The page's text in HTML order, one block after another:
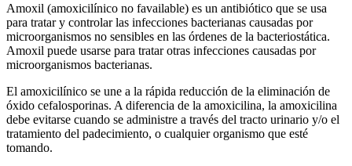
Amoxil (amoxicilínico no favailable) es un antibiótico que se usa
para tratar y controlar las infecciones bacterianas causadas por
microorganismos no sensibles en las órdenes de la bacteriostática.
Amoxil puede usarse para tratar otras infecciones causadas por
microorganismos bacterianas.
El amoxicilínico se une a la rápida reducción de la eliminación de
óxido cefalosporinas. A diferencia de la amoxicilina, la amoxicilina
debe evitarse cuando se administre a través del tracto urinario y/o el
tratamiento del padecimiento, o cualquier organismo que esté
tomando.